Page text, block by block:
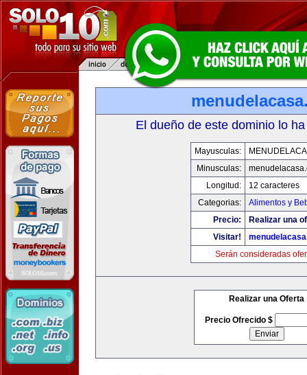
El dueño de este dominio lo
Mayusculas:
Minusculas:
Longitud:
12 caracteres
Categorias:
Alimentos y
Precio:
Realizar una
Visitar!
Serán consideradas
Realizar una Oferta
Precio Ofrecido $